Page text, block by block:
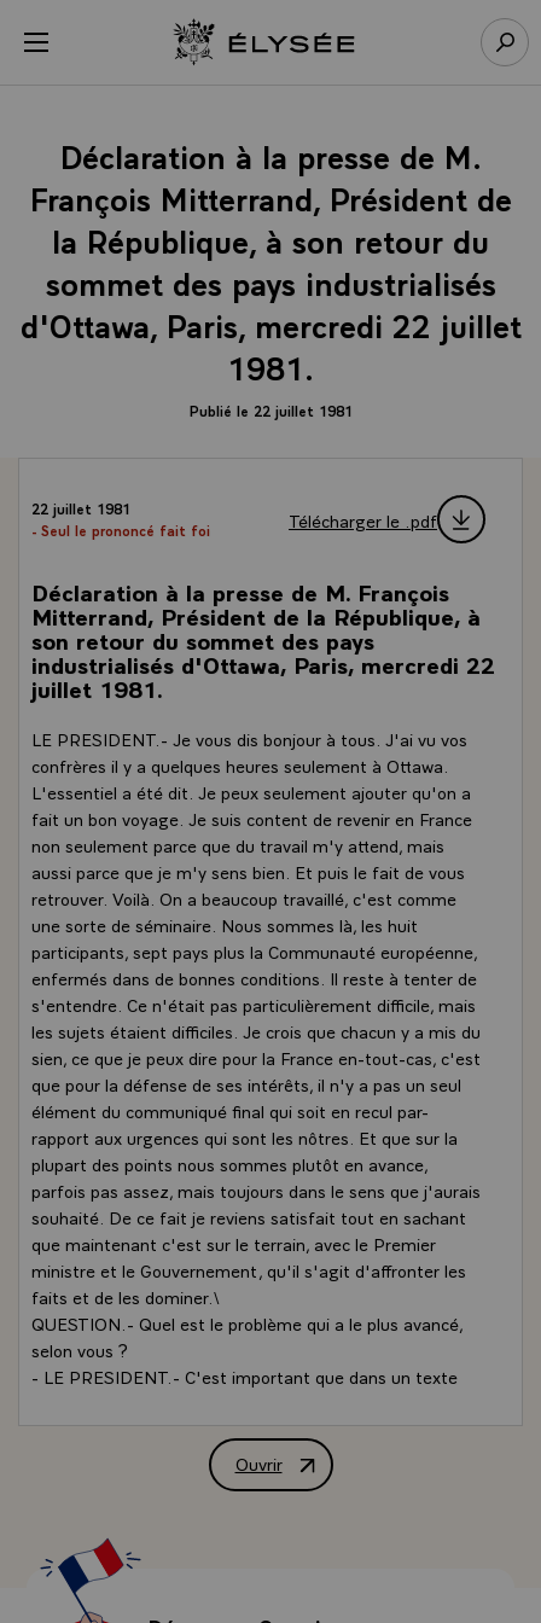
menu Retour à l’accueil Élysée
Déclaration à la presse de M.
François Mitterrand, Président de
la République, à son retour du
sommet des pays industrialisés
d'Ottawa, Paris, mercredi 22 juillet
1981.
Publié le 22 juillet 1981
22 juillet 1981
- Seul le prononcé fait foi
Télécharger le .pdf
Déclaration à la presse de M. François
Mitterrand, Président de la République, à
son retour du sommet des pays
industrialisés d'Ottawa, Paris, mercredi 22
juillet 1981.
LE PRESIDENT.- Je vous dis bonjour à tous. J'ai vu vos
confrères il y a quelques heures seulement à Ottawa.
L'essentiel a été dit. Je peux seulement ajouter qu'on a
fait un bon voyage. Je suis content de revenir en France
non seulement parce que du travail m'y attend, mais
aussi parce que je m'y sens bien. Et puis le fait de vous
retrouver. Voilà. On a beaucoup travaillé, c'est comme
une sorte de séminaire. Nous sommes là, les huit
participants, sept pays plus la Communauté européenne,
enfermés dans de bonnes conditions. Il reste à tenter de
s'entendre. Ce n'était pas particulièrement difficile, mais
les sujets étaient difficiles. Je crois que chacun y a mis du
sien, ce que je peux dire pour la France en-tout-cas, c'est
que pour la défense de ses intérêts, il n'y a pas un seul
élément du communiqué final qui soit en recul par-
rapport aux urgences qui sont les nôtres. Et que sur la
plupart des points nous sommes plutôt en avance,
parfois pas assez, mais toujours dans le sens que j'aurais
souhaité. De ce fait je reviens satisfait tout en sachant
que maintenant c'est sur le terrain, avec le Premier
ministre et le Gouvernement, qu'il s'agit d'affronter les
faits et de les dominer.\
QUESTION.- Quel est le problème qui a le plus avancé,
selon vous ?
- LE PRESIDENT.- C'est important que dans un texte
change excessives. C'est important de marquer que la
politique de taux d'intérêt de l'argent élevé, n'est pas
une nécessité qu'ils subissent et dont ils souffrent
également, et ils le savent. C'est-à-dire qu'ils souhaitent
y mettre un terme.
- C'est important qu'un certain nombre de précisions
Ouvrir
Déclaration à la presse de M.
Panneau de gestion des cookies